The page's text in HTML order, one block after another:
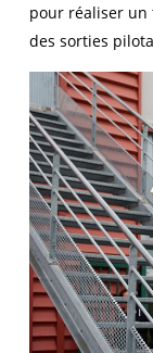
pour réaliser un
des sorties